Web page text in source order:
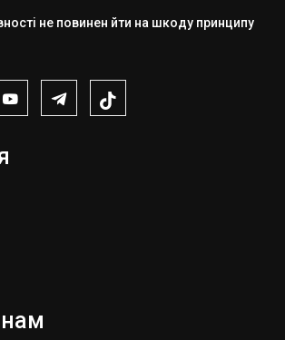
не повинен йти на шкоду принципу